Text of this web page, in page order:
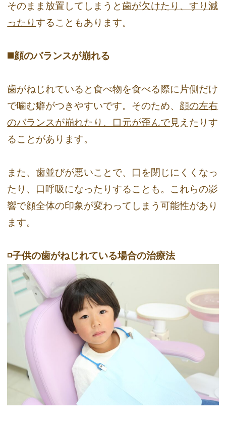
そのまま放置してしまうと歯が欠けたり、すり減
ったりすることもあります。
◼️顔のバランスが崩れる
歯がねじれていると食べ物を食べる際に片側だけ
で噛む癖がつきやすいです。そのため、 顔の左右
のバランスが崩れたり、口元が歪んで見えたりす
ることがあります。
また、歯並びが悪いことで、口を閉じにくくなっ
たり、口呼吸になったりすることも。これらの影
響で顔全体の印象が変わってしまう可能性があり
ます。
◽️子供の歯がねじれている場合の治療法